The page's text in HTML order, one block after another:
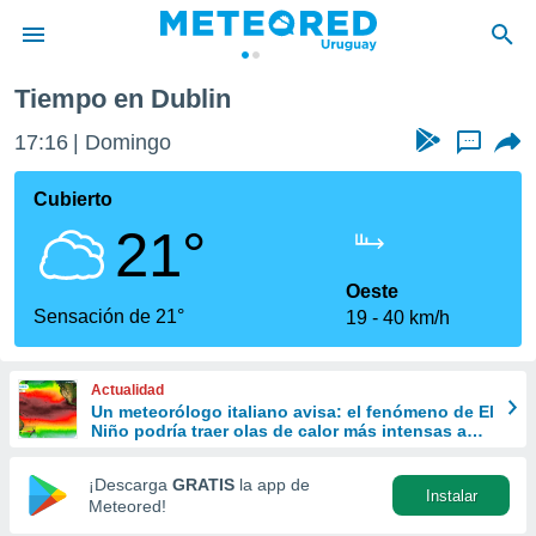
de
ha
que se
calidad.
a este
las
y
forma
digital
basada
Tiempo en Dublin
17:16 Domingo ...
Cubierto
21°
Sensación de 21°
Oeste
19
40 km/h
Actualidad
Un meteorólogo italiano avisa: el fenómeno de El
Niño podría traer olas de calor más intensas a
¡Descarga GRATIS la app de
Meteored!
Instalar